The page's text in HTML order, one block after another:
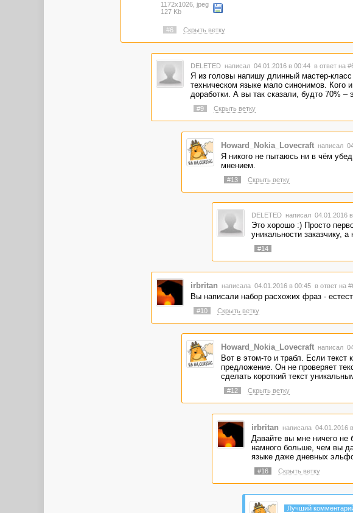
1172x1026, jpeg
127 Kb
#6 Скрыть ветку
DELETED написал 04.01.2016 в 00:44 в ответ на
Я из головы напишу длинный мастер-
техническом языке мало синонимов. Кого
доработки. А вы так сказали, будто 70% –
#9 Скрыть ветку
Howard_Nokia_Lovecraft написал
Я никого не пытаюсь ни в чём
мнением.
#13 Скрыть ветку
DELETED написал 04.01.2016
Это хорошо :) Просто
уникальности заказчику,
#14
irbritan написала 04.01.2016 в 00:45 в ответ на
Вы написали набор расхожих фраз -
#10 Скрыть ветку
Howard_Nokia_Lovecraft написал
Вот в этом-то и трабл. Если текст
предложение. Он не проверяет
сделать короткий текст
#12 Скрыть ветку
irbritan написала 04.01.2016
Давайте вы мне ничего не
намного больше, чем вы
языке даже дневных
#16 Скрыть ветку
Лучший